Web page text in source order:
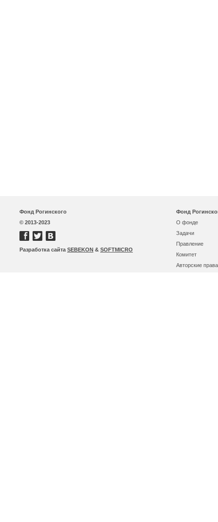
Фонд Рогинского
© 2013-2023
Разработка сайта SEBEKON & SOFTMICRO
Фонд
О фонде
Задачи
Правление
Комитет
Авторские права